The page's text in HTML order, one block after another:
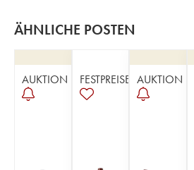
ÄHNLICHE POSTEN
AUKTION FESTPREISE AUKTION